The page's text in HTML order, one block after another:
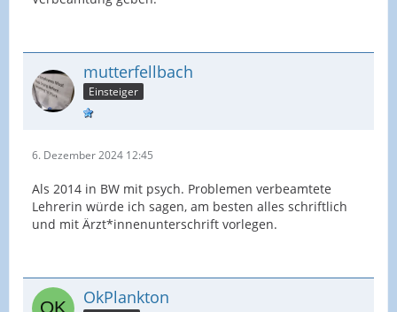
mutterfellbach
Einsteiger
6. Dezember 2024 12:45
Als 2014 in BW mit psych. Problemen verbeamtete
Lehrerin würde ich sagen, am besten alles schriftlich
und mit Ärzt*innenunterschrift vorlegen.
OkPlankton